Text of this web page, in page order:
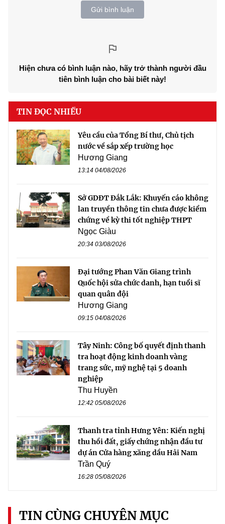
Gửi bình luận
Hiện chưa có bình luận nào, hãy trở thành người đầu
tiên bình luận cho bài biết này!
TIN ĐỌC NHIỀU
Yêu cầu của Tổng Bí thư, Chủ tịch
nước về sắp xếp trường học
Hương Giang
13:14 04/08/2026
Sở GDĐT Đắk Lắk: Khuyến cáo không
lan truyền thông tin chưa được kiểm
chứng về kỳ thi tốt nghiệp THPT
Ngọc Giàu
20:34 03/08/2026
Đại tướng Phan Văn Giang trình
Quốc hội sửa chức danh, hạn tuổi sĩ
quan quân đội
Hương Giang
09:15 04/08/2026
Tây Ninh: Công bố quyết định thanh
tra hoạt động kinh doanh vàng
trang sức, mỹ nghệ tại 5 doanh
nghiệp
Thu Huyền
12:42 05/08/2026
Thanh tra tỉnh Hưng Yên: Kiến nghị
thu hồi đất, giấy chứng nhận đầu tư
dự án Cửa hàng xăng dầu Hải Nam
Trần Quý
16:28 05/08/2026
TIN CÙNG CHUYÊN MỤC